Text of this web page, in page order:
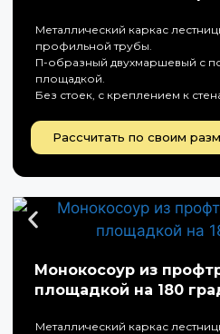
Металлический каркас
профильной трубы.
П-образный двухмаршевый с
площадкой.
Без стоек, с креплением к
Рассчитать по своим
Монокосоур из
площадкой на 180
Металлический каркас